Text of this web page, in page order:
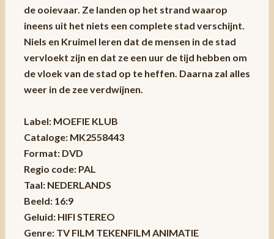
de ooievaar. Ze landen op het strand waarop
ineens uit het niets een complete stad verschijnt.
Niels en Kruimel leren dat de mensen in de stad
vervloekt zijn en dat ze een uur de tijd hebben om
de vloek van de stad op te heffen. Daarna zal alles
weer in de zee verdwijnen.
Label: MOEFIE KLUB
Cataloge: MK2558443
Format: DVD
Regio code: PAL
Taal: NEDERLANDS
Beeld: 16:9
Geluid: HIFI STEREO
Genre: TV FILM TEKENFILM ANIMATIE